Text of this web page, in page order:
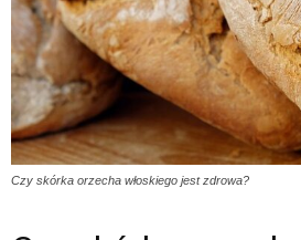
Czy skórka orzecha włoskiego jest zdrowa?